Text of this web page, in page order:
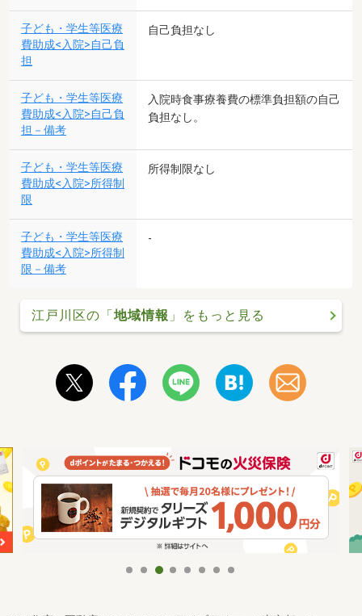
子ども・学生等医療
費助成<入院>自己負
担
自己負担なし
子ども・学生等医療
費助成<入院>自己負
担－備考
入院時食事療養費の標準負担額の自己
負担なし。
子ども・学生等医療
費助成<入院>所得制
限
所得制限なし
子ども・学生等医療
費助成<入院>所得制
限－備考
-
江戸川区の「地域情報 」をもっと見る